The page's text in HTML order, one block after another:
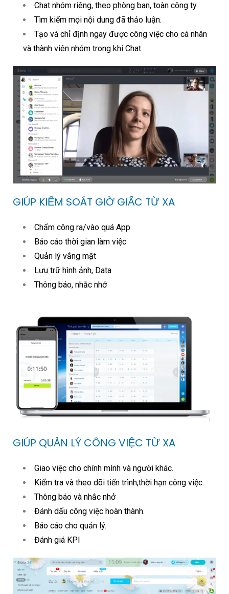
Chat nhóm riêng, theo phòng ban, toàn công ty
Tìm kiếm mọi nội dung đã thảo luận.
Tạo và chỉ định ngay được công việc cho cá nhân
và thành viên nhóm trong khi Chat.
GIÚP KIỂM SOÁT GIỜ GIẤC TỪ XA
Chấm công ra/vào quá App
Báo cáo thời gian làm việc
Quản lý vắng mặt
Lưu trữ hình ảnh, Data
Thông báo, nhắc nhở
GIÚP QUẢN LÝ CÔNG VIỆC TỪ XA
Giao việc cho chính mình và người khác.
Kiểm tra và theo dõi tiến trình,thời hạn công việc.
Thông báo và nhắc nhở
Đánh dấu công việc hoàn thành.
Báo cáo cho quản lý.
Đánh giá KPI